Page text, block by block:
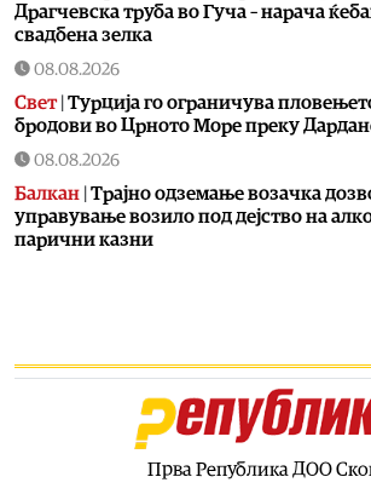
Драгчевска труба во Гуча – нарача
свадбена зелка
08.08.2026
Свет| Турција го ограничува
бродови во Црното Море преку
08.08.2026
Балкан | Трајно одземање возачка
управување возило под дејство на
парични казни
08.08.2026
Иран: Отворањето на
Прва Република ДОО